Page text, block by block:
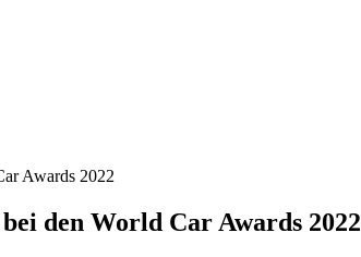
Awards 2022
den World Car Awards 2022